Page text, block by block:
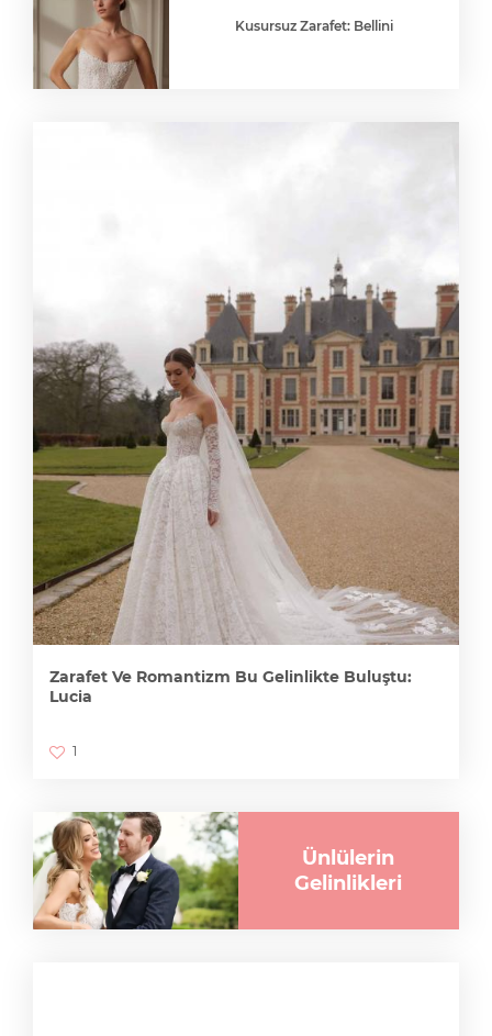
Kusursuz Zarafet: Bellini
Zarafet Ve Romantizm Bu Gelinlikte Buluştu:
Lucia
1
Ünlülerin
Gelinlikleri